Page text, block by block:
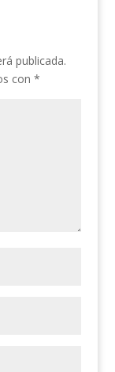
publicada.
con *